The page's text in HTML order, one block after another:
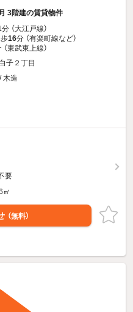
3階建の賃貸物件
分 （大江戸線）
16分 （有楽町線など）
（東武東上線）
子２丁目
木造
要
㎡
（無料）